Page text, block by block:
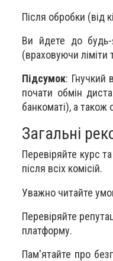
Після обробки (від
Ви йдете до будь-
(враховуючи ліміти
Підсумок: Гнучкий
почати обмін
банкоматі), а також
Загальні
Перевіряйте курс
після всіх комісій.
Уважно читайте
Перевіряйте
платформу.
Пам'ятайте про